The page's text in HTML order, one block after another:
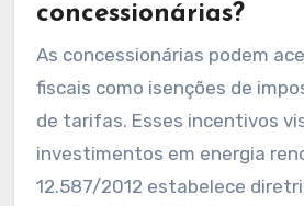
concessionárias?
As concessionárias podem
fiscais como isenções de
de tarifas. Esses incentivos
investimentos em energia
12.587/2012 estabelece